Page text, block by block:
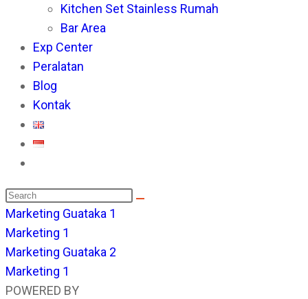
Kitchen Set Stainless Rumah
Bar Area
Exp Center
Peralatan
Blog
Kontak
search
Search
this
website
Marketing Guataka 1
Marketing 1
Marketing Guataka 2
Marketing 1
POWERED BY